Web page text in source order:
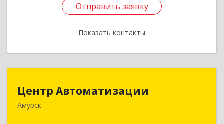
Отправить заявку
Показать контакты
Отправить заявку
Назад
Центр Автоматизации
Амурск
682640, Хабаровский край, Амурск г, Мира пр-